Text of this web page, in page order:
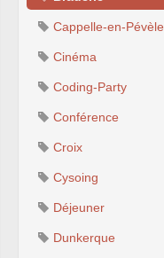
Cappelle-en-Pévèle
Cinéma
Coding-Party
Conférence
Croix
Cysoing
Déjeuner
Dunkerque